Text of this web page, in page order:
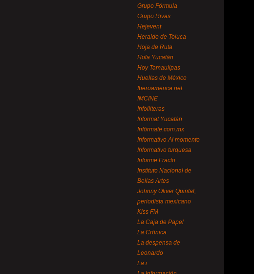
Grupo Fórmula
Grupo Rivas
Hejevent
Heraldo de Toluca
Hoja de Ruta
Hola Yucatán
Hoy Tamaulipas
Huellas de México
Iberoamérica.net
IMCINE
Infolliteras
Informat Yucatán
Infórmate.com.mx
Informativo Al momento
Informativo turquesa
Informe Fracto
Instituto Nacional de
Bellas Artes
Johnny Oliver Quintal,
periodista mexicano
Kiss FM
La Caja de Papel
La Crónica
La despensa de
Leonardo
La i